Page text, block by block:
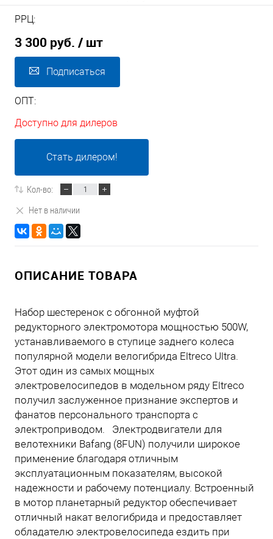
РРЦ:
3 300 руб. / шт
Подписаться
ОПТ:
Доступно для дилеров
Стать дилером!
Кол-во:
Нет в наличии
ОПИСАНИЕ ТОВАРА
Набор шестеренок с обгонной муфтой
редукторного электромотора мощностью 500W,
устанавливаемого в ступице заднего колеса
популярной модели велогибрида Eltreco Ultra.
Этот один из самых мощных
электровелосипедов в модельном ряду Eltreco
получил заслуженное признание экспертов и
фанатов персонального транспорта с
электроприводом. Электродвигатели для
велотехники Bafang (8FUN) получили широкое
применение благодаря отличным
эксплуатационным показателям, высокой
надежности и рабочему потенциалу. Встроенный
в мотор планетарный редуктор обеспечивает
отличный накат велогибрида и предоставляет
обладателю электровелосипеда ездить при